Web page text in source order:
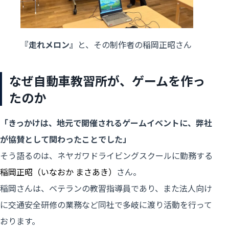
『走れメロン』 と、その制作者の稲岡正昭さん
なぜ自動車教習所が、ゲームを作っ
たのか
「きっかけは、地元で開催されるゲームイベントに、弊社
が協賛として関わったことでした」
そう語るのは、ネヤガワドライビングスクールに勤務する
稲岡正昭（いなおか まさあき） さん。
稲岡さんは、ベテランの教習指導員であり、また法人向け
に交通安全研修の業務など同社で多岐に渡り活動を行って
おります。